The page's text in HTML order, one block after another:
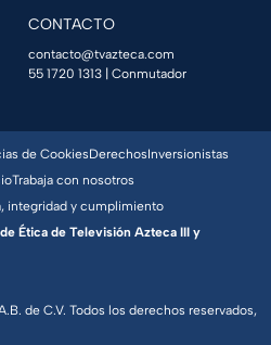
CONTACTO
contacto@tvazteca.com
55 1720 1313 | Conmutador
de C.V. Todos los derechos reservados,
de CookiesDerechosInversionistas
Trabaja con nosotros
integridad y cumplimiento
Ética de Televisión Azteca III y